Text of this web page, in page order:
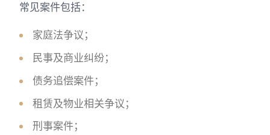
常见案件包括：
家庭法争议；
民事及商业纠纷；
债务追偿案件；
租赁及物业相关争议；
刑事案件；